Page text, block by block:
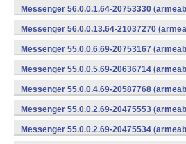
Messenger 56.0.0.1.64-20753330
Messenger 56.0.0.13.64-21037270
Messenger 55.0.0.6.69-20753167
Messenger 55.0.0.5.69-20636714
Messenger 55.0.0.4.69-20587768
Messenger 55.0.0.2.69-20475553
Messenger 55.0.0.2.69-20475534